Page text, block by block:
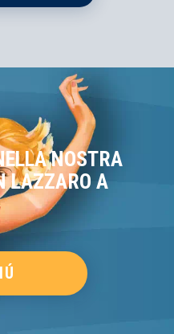
NOSTRA
LAZZARO A